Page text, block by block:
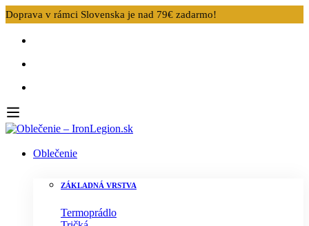
Doprava v rámci Slovenska je nad 79€ zadarmo!
Oblečenie
ZÁKLADNÁ VRSTVA
Termoprádlo